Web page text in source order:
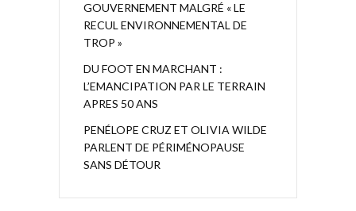
GOUVERNEMENT MALGRÉ « LE
RECUL ENVIRONNEMENTAL DE
TROP »
DU FOOT EN MARCHANT :
L’EMANCIPATION PAR LE TERRAIN
APRES 50 ANS
PENÉLOPE CRUZ ET OLIVIA WILDE
PARLENT DE PÉRIMÉNOPAUSE
SANS DÉTOUR